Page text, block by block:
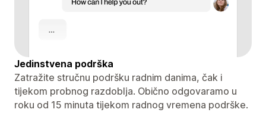
Jedinstvena podrška
Zatražite stručnu podršku radnim danima, čak i
tijekom probnog razdoblja. Obično odgovaramo u
roku od 15 minuta tijekom radnog vremena podrške.